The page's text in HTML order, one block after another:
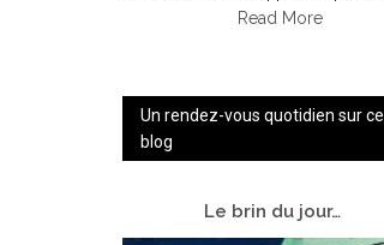
Read More
Un rendez-vous quotidien sur ce
blog
Le brin du jour…